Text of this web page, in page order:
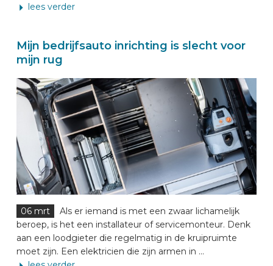
lees verder
Mijn bedrijfsauto inrichting is slecht voor
mijn rug
06 mrt
Als er iemand is met een zwaar lichamelijk
beroep, is het een installateur of servicemonteur. Denk
aan een loodgieter die regelmatig in de kruipruimte
moet zijn. Een elektricien die zijn armen in ...